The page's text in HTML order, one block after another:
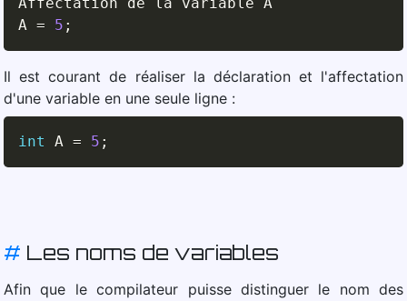
A = 5 ;
Il est courant de réaliser la déclaration et l'affectation
d'une variable en une seule ligne :
int A = 5 ;
# Les noms de variables
Afin que le compilateur puisse distinguer le nom des